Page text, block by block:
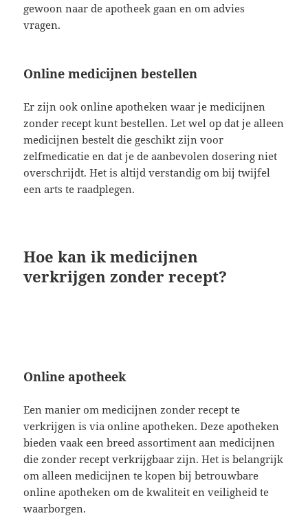
gewoon naar de apotheek gaan en om advies
vragen.
Online medicijnen bestellen
Er zijn ook online apotheken waar je medicijnen
zonder recept kunt bestellen. Let wel op dat je alleen
medicijnen bestelt die geschikt zijn voor
zelfmedicatie en dat je de aanbevolen dosering niet
overschrijdt. Het is altijd verstandig om bij twijfel
een arts te raadplegen.
Hoe kan ik medicijnen
verkrijgen zonder recept?
Online apotheek
Een manier om medicijnen zonder recept te
verkrijgen is via online apotheken. Deze apotheken
bieden vaak een breed assortiment aan medicijnen
die zonder recept verkrijgbaar zijn. Het is belangrijk
om alleen medicijnen te kopen bij betrouwbare
online apotheken om de kwaliteit en veiligheid te
waarborgen.